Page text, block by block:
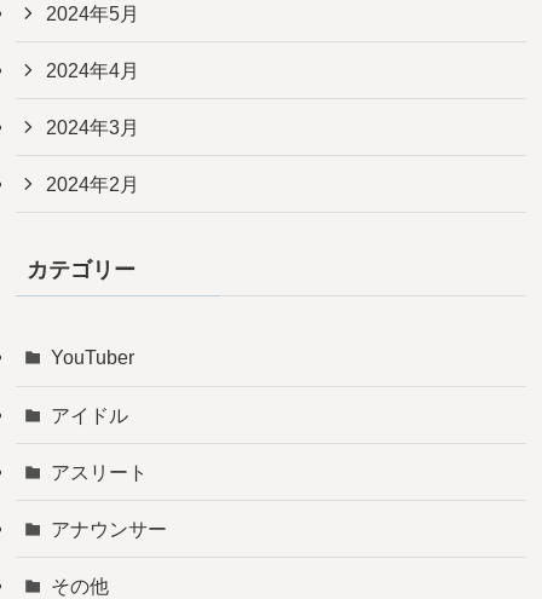
2024年5月
2024年4月
2024年3月
2024年2月
カテゴリー
YouTuber
アイドル
アスリート
アナウンサー
その他